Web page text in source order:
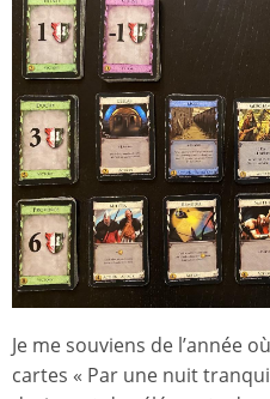
Je me souviens de l’année
cartes « Par une nuit